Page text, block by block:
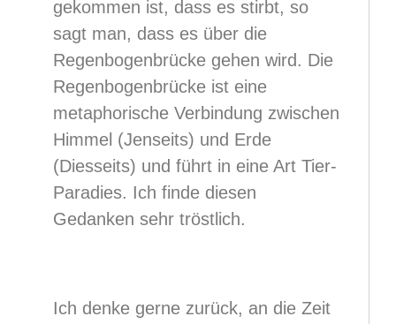
gekommen ist, dass es stirbt, so
sagt man, dass es über die
Regenbogenbrücke gehen wird. Die
Regenbogenbrücke ist eine
metaphorische Verbindung zwischen
Himmel (Jenseits) und Erde
(Diesseits) und führt in eine Art Tier-
Paradies. Ich finde diesen
Gedanken sehr tröstlich.
Ich denke gerne zurück, an die Zeit